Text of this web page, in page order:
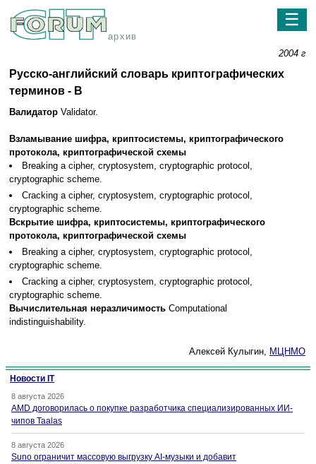
архив
☰
2004 г
Русско-английский словарь криптографических
терминов - В
Валидатор Validator.
Взламывание шифра, криптосистемы, криптографического
протокола, криптографической схемы
Breaking a cipher, cryptosystem, cryptographic protocol,
cryptographic scheme.
Cracking a cipher, cryptosystem, cryptographic protocol,
cryptographic scheme.
Вскрытие шифра, криптосистемы, криптографического
протокола, криптографической схемы
Breaking a cipher, cryptosystem, cryptographic protocol,
cryptographic scheme.
Cracking a cipher, cryptosystem, cryptographic protocol,
cryptographic scheme.
Вычислительная неразличимость Computational
indistinguishability.
Алексей Кулыгин, МЦНМО
Новости IT
8 августа 2026
AMD договорилась о покупке разработчика специализированных ИИ-
чипов Taalas
8 августа 2026
Suno ограничит массовую выгрузку AI-музыки и добавит